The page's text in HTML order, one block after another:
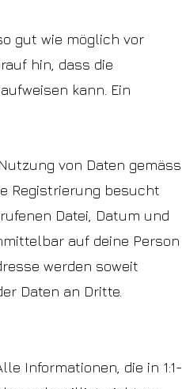
gut wie möglich vor
hin, dass die
kann. Ein
von Daten gemäss
Registrierung besucht
Datei, Datum und
auf deine Person
werden soweit
Daten an Dritte.
Informationen, die in 1:1-